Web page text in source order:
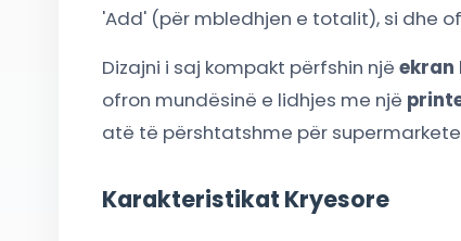
'Add' (për mbledhjen e totalit), si dhe
Dizajni i saj kompakt përfshin një ekran
ofron mundësinë e lidhjes me një
atë të përshtatshme për
Karakteristikat Kryesore